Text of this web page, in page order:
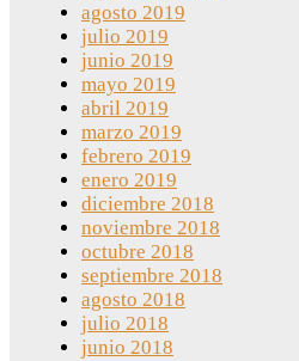
agosto 2019
julio 2019
junio 2019
mayo 2019
abril 2019
marzo 2019
febrero 2019
enero 2019
diciembre 2018
noviembre 2018
octubre 2018
septiembre 2018
agosto 2018
julio 2018
junio 2018